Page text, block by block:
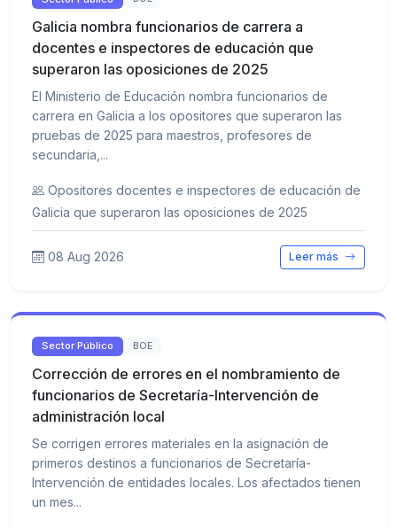
Galicia nombra funcionarios de carrera a
docentes e inspectores de educación que
superaron las oposiciones de 2025
El Ministerio de Educación nombra funcionarios de
carrera en Galicia a los opositores que superaron las
pruebas de 2025 para maestros, profesores de
secundaria,...
Opositores docentes e inspectores de educación de
Galicia que superaron las oposiciones de 2025
08 Aug 2026 Leer más
Sector Público BOE
Corrección de errores en el nombramiento de
funcionarios de Secretaría-Intervención de
administración local
Se corrigen errores materiales en la asignación de
primeros destinos a funcionarios de Secretaría-
Intervención de entidades locales. Los afectados tienen
un mes...